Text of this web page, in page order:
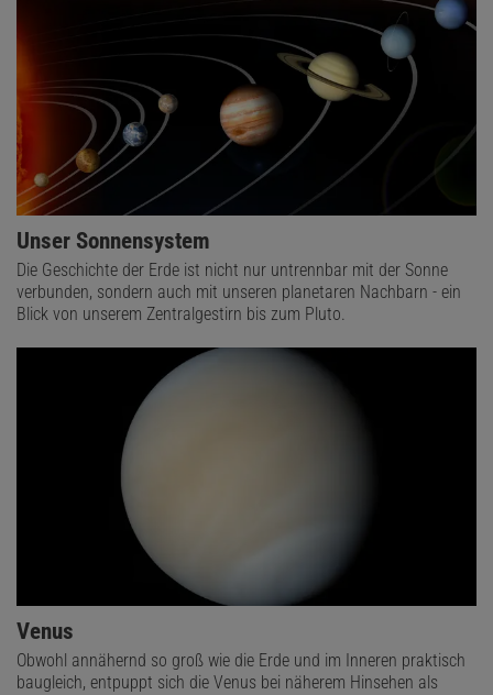
Unser Sonnensystem
Die Geschichte der Erde ist nicht nur untrennbar mit der Sonne
verbunden, sondern auch mit unseren planetaren Nachbarn - ein
Blick von unserem Zentralgestirn bis zum Pluto.
Venus
Obwohl annähernd so groß wie die Erde und im Inneren praktisch
baugleich, entpuppt sich die Venus bei näherem Hinsehen als